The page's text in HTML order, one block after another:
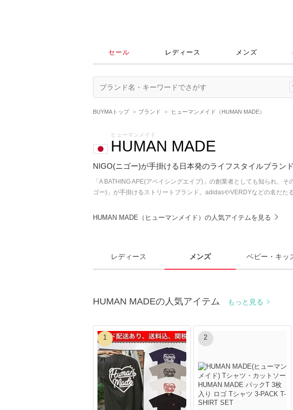
セール レディース メンズ
BUYMAトップ ブランド ヒューマンメイド（HUMAN MADE）
ヒューマンメイド
HUMAN MADE
NIGO(ニゴー)が手掛ける日本発のライフスタイルブランド
「A BATHING APE(アベイシングエイプ)」の創業者としても知られ、
ゴー)」が手掛けるストリートブランド。adidasやVERDYなどの名だた
HUMAN MADE（ヒューマンメイド）の人気アイテムを見る
レディース メンズ ベビー・キッ
HUMAN MADEの人気アイテム もっと見る
1 2